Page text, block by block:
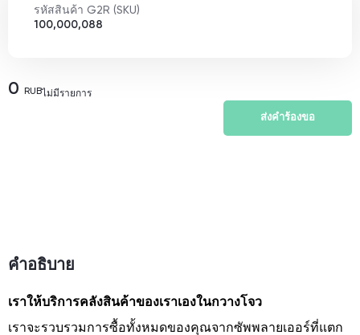
รหัสสินค้า G2R (SKU)
100,000,088
0 RUB ไม่มีรายการ
ส่งคำร้องขอ
คำอธิบาย
เราให้บริการคลังสินค้าของเราเองในกวางโจว
เราจะรวบรวมการซื้อทั้งหมดของคุณจากซัพพลายเออร์ที่แตก